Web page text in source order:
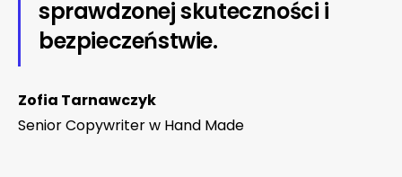
sprawdzonej skuteczności i
bezpieczeństwie.
Zofia Tarnawczyk
Senior Copywriter w Hand Made